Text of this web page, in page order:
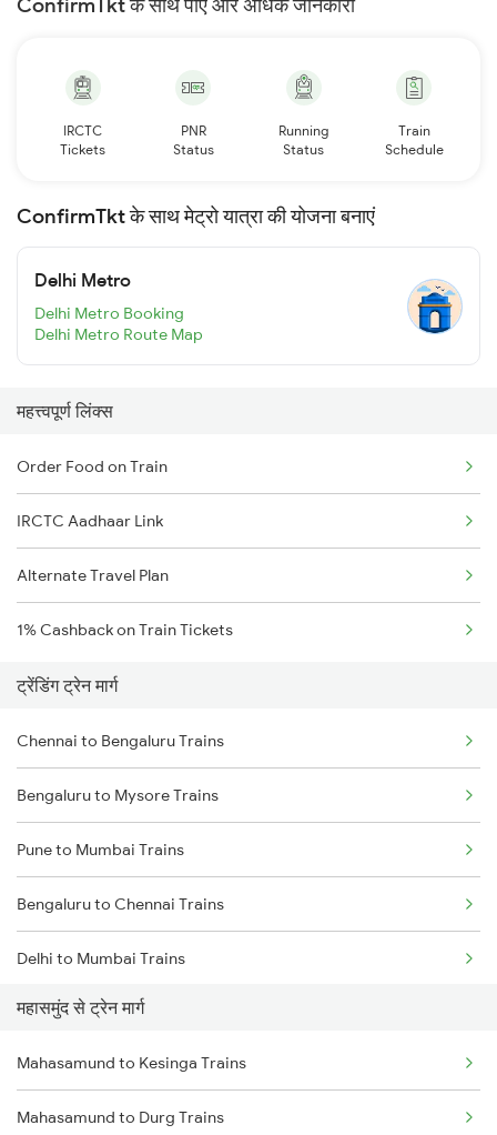
ConfirmTkt के साथ पाएँ और अधिक जानकारी
IRCTC
Tickets
PNR
Status
Running
Status
Train
Schedule
ConfirmTkt के साथ मेट्रो यात्रा की योजना बनाएं
Delhi Metro
Delhi Metro Booking
Delhi Metro Route Map
महत्त्वपूर्ण लिंक्स
Order Food on Train
IRCTC Aadhaar Link
Alternate Travel Plan
1% Cashback on Train Tickets
ट्रेंडिंग ट्रेन मार्ग
Chennai to Bengaluru Trains
Bengaluru to Mysore Trains
Pune to Mumbai Trains
Bengaluru to Chennai Trains
Delhi to Mumbai Trains
Mumbai to Pune Trains
Delhi to Jammu Trains
Mumbai to Delhi Trains
महासमुंद से ट्रेन मार्ग
Mahasamund to Kesinga Trains
Mahasamund to Durg Trains